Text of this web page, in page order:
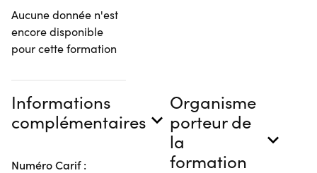
Aucune donnée n'est
encore disponible
pour cette formation
Informations
complémentaires
Numéro Carif :
Organisme
porteur de
la
formation